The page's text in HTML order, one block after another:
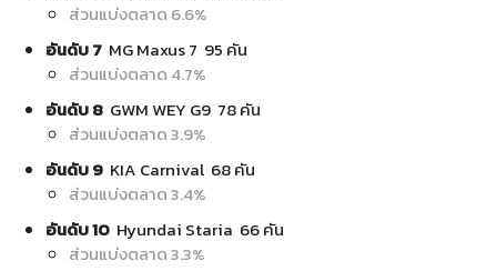
ส่วนแบ่งตลาด 6.6%
อันดับ 7 MG Maxus 7 95 คัน
ส่วนแบ่งตลาด 4.7%
อันดับ 8 GWM WEY G9 78 คัน
ส่วนแบ่งตลาด 3.9%
อันดับ 9 KIA Carnival 68 คัน
ส่วนแบ่งตลาด 3.4%
อันดับ 10 Hyundai Staria 66 คัน
ส่วนแบ่งตลาด 3.3%